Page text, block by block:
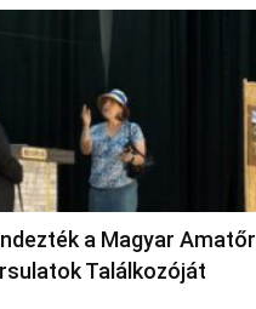
a Magyar Amatőr
Találkozóját